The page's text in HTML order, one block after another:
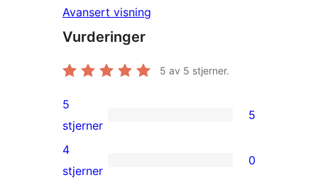
Avansert visning
Vurderinger
5 av 5 stjerner.
5
5-
star
5
stjerner
5
0
4
stjerner
0